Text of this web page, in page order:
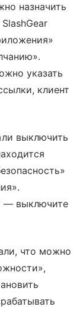
назначить
указать
клиент
выключить
— выключите
что можно